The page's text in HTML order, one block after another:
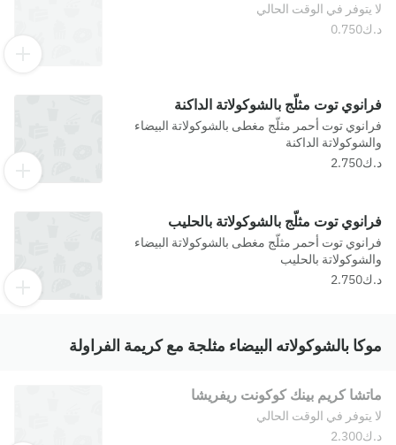
لا يتوفر في الوقت الحالي
فرانوي توت مثلّج بالشوكولاتة الداكنة
فرانوي توت أحمر مثلّج مغطى بالشوكولاتة البيضاء
والشوكولاتة الداكنة
فرانوي توت مثلّج بالشوكولاتة بالحليب
فرانوي توت أحمر مثلّج مغطى بالشوكولاتة البيضاء
والشوكولاتة بالحليب
موكا بالشوكولاته البيضاء مثلجة مع كريمة الفراولة
ماتشا كريم بينك كوكونت ريفريشا
لا يتوفر في الوقت الحالي